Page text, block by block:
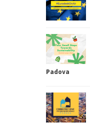
Padova